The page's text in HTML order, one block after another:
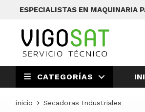
ESPECIALISTAS EN MAQUINARIA
CATEGORÍAS
inicio Secadoras Industriales